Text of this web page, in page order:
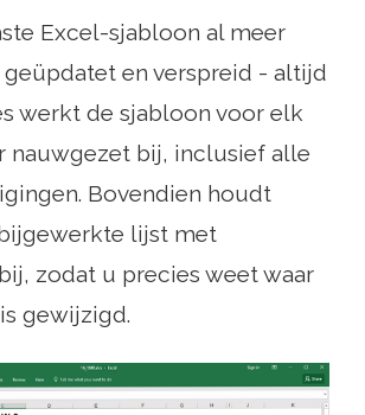
Excel-sjabloon al meer
geüpdatet en verspreid - altijd
werkt de sjabloon voor elk
nauwgezet bij, inclusief alle
Bovendien houdt
lijst met
zodat u precies weet waar
gewijzigd.